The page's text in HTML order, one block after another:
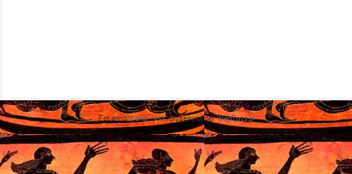
Fet ambWordPress. Dissenyat perWebTuts.pl